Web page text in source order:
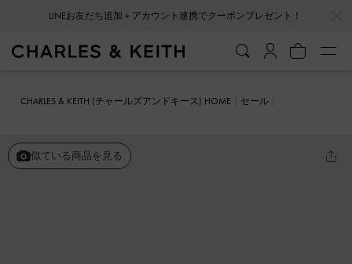
会員登録＋ニュースレター登録で10%OFFクーポンプレゼント！
CHARLES & KEITH (チャールズアンドキース) HOME
セール
似ている商品を見る